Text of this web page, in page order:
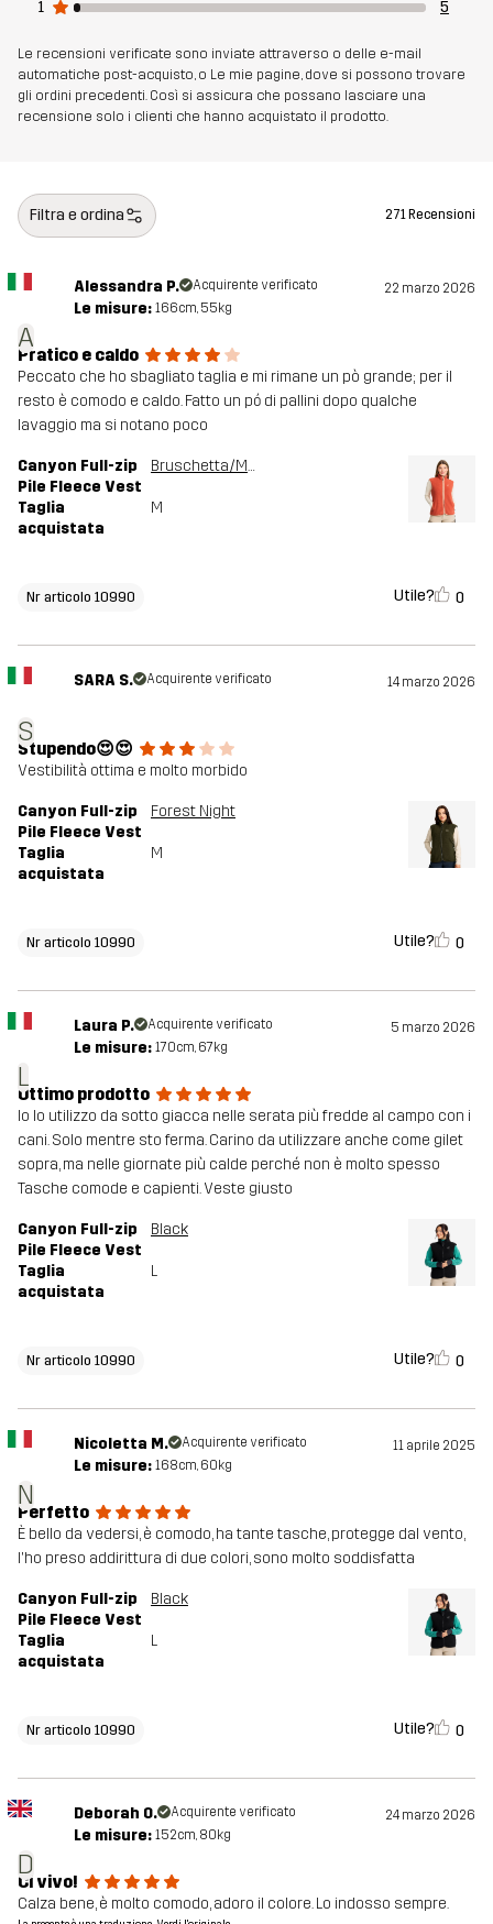
Realizzato per MULTIFUNZIONE
Numero di
articolo
10990_4994
1 5
Le recensioni verificate sono inviate attraverso o delle e-mail
automatiche post-acquisto, o Le mie pagine, dove si possono trovare
gli ordini precedenti. Così si assicura che possano lasciare una
recensione solo i clienti che hanno acquistato il prodotto.
Filtra e ordina 271 Recensioni
A
Alessandra P. Acquirente verificato 22 marzo 2026
Le misure: 166cm, 55kg
Pratico e caldo
Peccato che ho sbagliato taglia e mi rimane un pò grande; per il
resto è comodo e caldo. Fatto un pó di pallini dopo qualche
lavaggio ma si notano poco
Canyon Full-zip
Pile Fleece Vest
Bruschetta/Maple Sugar
Taglia
acquistata
M
Nr articolo 10990 Utile? 0
S
SARA S. Acquirente verificato 14 marzo 2026
Stupendo😍😍
Vestibilità ottima e molto morbido
Canyon Full-zip
Pile Fleece Vest
Forest Night
Taglia
acquistata
M
Nr articolo 10990 Utile? 0
L
Laura P. Acquirente verificato 5 marzo 2026
Le misure: 170cm, 67kg
Ottimo prodotto
Io lo utilizzo da sotto giacca nelle serata più fredde al campo con i
cani. Solo mentre sto ferma. Carino da utilizzare anche come gilet
sopra, ma nelle giornate più calde perché non è molto spesso
Tasche comode e capienti. Veste giusto
Canyon Full-zip
Pile Fleece Vest
Black
Taglia
acquistata
L
Nr articolo 10990 Utile? 0
N
Nicoletta M. Acquirente verificato 11 aprile 2025
Le misure: 168cm, 60kg
Perfetto
È bello da vedersi, è comodo, ha tante tasche, protegge dal vento,
l'ho preso addirittura di due colori, sono molto soddisfatta
Canyon Full-zip
Pile Fleece Vest
Black
Taglia
acquistata
L
Nr articolo 10990 Utile? 0
D
Deborah O. Acquirente verificato 24 marzo 2026
Le misure: 152cm, 80kg
Ci vivo!
Calza bene, è molto comodo, adoro il colore. Lo indosso sempre.